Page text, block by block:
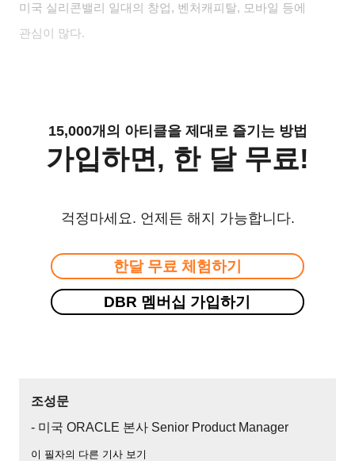
미국 실리콘밸리 일대의 창업, 벤처캐피탈, 모바일 등에
관심이 많다.
15,000개의 아티클을 제대로 즐기는 방법
가입하면, 한 달 무료!
걱정마세요. 언제든 해지 가능합니다.
한달 무료 체험하기
DBR 멤버십 가입하기
조성문
- 미국 ORACLE 본사 Senior Product Manager
이 필자의 다른 기사 보기